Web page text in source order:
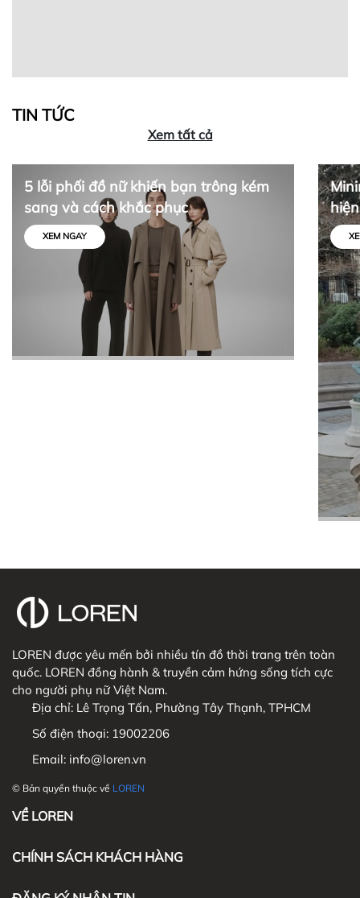
TIN TỨC
Xem tất cả
5 lỗi phối đồ nữ khiến bạn trông kém
sang và cách khắc phục
XEM NGAY
tối
LOREN được yêu mến bởi nhiều tín đồ thời trang trên toàn
quốc. LOREN đồng hành & truyền cảm hứng sống tích cực
cho người phụ nữ Việt Nam.
Địa chỉ: Lê Trọng Tấn, Phường Tây Thạnh, TPHCM
Số điện thoại: 19002206
Email: info@loren.vn
© Bản quyền thuộc về LOREN
VỀ LOREN
CHÍNH SÁCH KHÁCH HÀNG